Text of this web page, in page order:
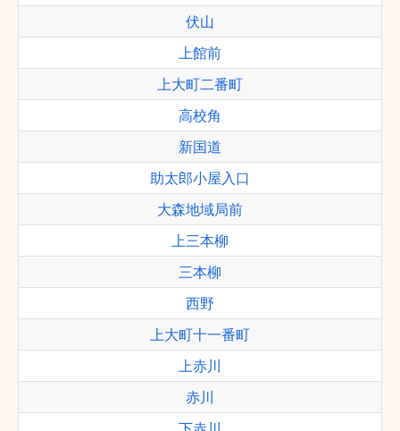
伏山
上館前
上大町二番町
高校角
新国道
助太郎小屋入口
大森地域局前
上三本柳
三本柳
西野
上大町十一番町
上赤川
赤川